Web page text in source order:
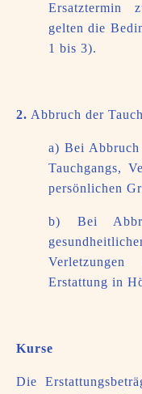
Ersatztermin
gelten die
1 bis 3).
2. Abbruch der
a) Bei
Tauchgangs,
persönlichen
b) Bei
Erstattung in
Kurse
Die